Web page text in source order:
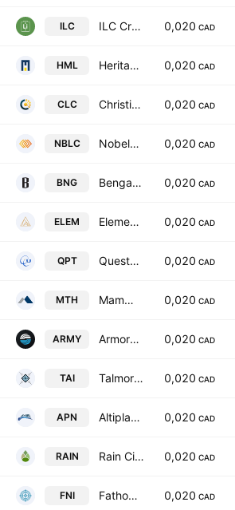
ILC ILC Critical Minerals Limited 0,020 CAD
HML Heritage Mining Ltd. 0,020 CAD
CLC Christina Lake Cannabis Corp 0,020 CAD
NBLC Nobel Resources Corp 0,020 CAD
BNG Bengal Energy Ltd. 0,020 CAD
ELEM Element79 Gold Corp. 0,020 CAD
QPT Quest PharmaTech Inc. 0,020 CAD
MTH Mammoth Resources Corp. 0,020 CAD
ARMY Armory Mining Corp. 0,020 CAD
TAI Talmora Diamond, Inc. 0,020 CAD
APN Altiplano Metals Inc. 0,020 CAD
RAIN Rain City Resources, Inc. 0,020 CAD
FNI Fathom Nickel, Inc. 0,020 CAD